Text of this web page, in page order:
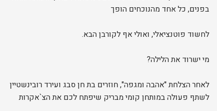
בפנים, כל אחד מהנוכחים הופך
לחשוד פוטנציאלי, ואולי אף לקורבן הבא.
מי ישרוד את הלילה?
לאחר הצלחת "אהבה ומגפה", חוזרים בת חן סבג ועירד רובינשטיין
לשתף פעולה במותחן קומי מבריק שיפתח לכם את הצ`אקרות